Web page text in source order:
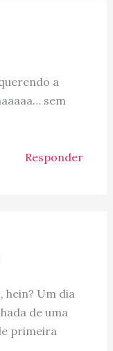
a
sem
Responder
hein? Um dia
de uma
primeira